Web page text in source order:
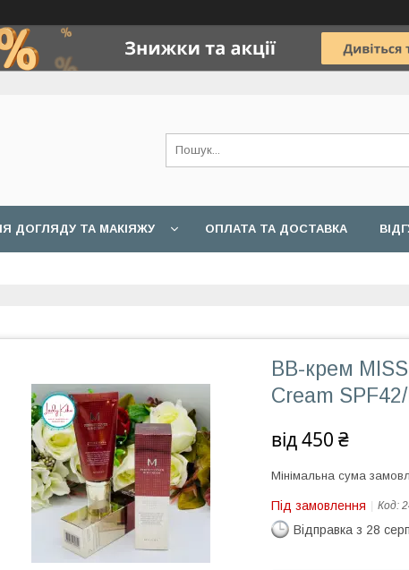
ДОГЛЯДУ ТА МАКІЯЖУ ОПЛАТА ТА ДОСТАВКА
BB-крем
Cream
від450 ₴
Мінімальна сума
Під замовлення Код:
Відправка з 28